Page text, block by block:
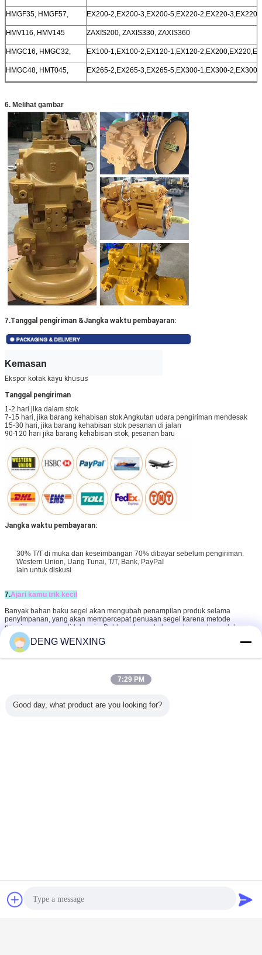
HMGF35, HMGF57, EX200-2,EX200-3,EX200-5,EX220-2,EX220-
HMV116, HMV145 ZAXIS200, ZAXIS330, ZAXIS360
HMGC16, HMGC32, EX100-1,EX100-2,EX120-1,EX120-
HMGC48, HMT045, EX265-2,EX265-3,EX265-5,EX300-1,EX300-2,EX300-
6. Melihat gambar
7.Tanggal pengiriman &Jangka waktu pembayaran:
Kemasan
Ekspor kotak kayu khusus
Tanggal pengiriman
1-2 hari jika dalam stok
7-15 hari, jika barang kehabisan stok Angkutan udara pengiriman mendesak
15-30 hari, jika barang kehabisan stok pesanan di jalan
90-120 hari jika barang kehabisan stok, pesanan baru
Jangka waktu pembayaran:
30% T/T di muka dan keseimbangan 70% dibayar sebelum pengiriman.
Western Union, Uang Tunai, T/T, Bank, PayPaI
lain untuk diskusi
7.Ajari kamu trik kecil
Banyak bahan baku segel akan mengubah penampilan produk selama
penyimpanan, yang akan mempercepat penuaan segel karena metode
penyimpanan yang tidak wajar.Bahkan akan ada kerusakan pada produk
seperti karat, yang akan mempengaruhi umur segel, kami akan berkomunikasi
dan melihat cara menyimpan segel sekarang:
Jika Anda memiliki pertanyaan dan pertanyaan, silakan hubungi Jacob
Wathapp (WeChat): +86 13527062075
Bolehkah saya memiliki Wathapp Anda?Bisakah Anda menelepon kami untuk
Obrolan
DENG WENXING
7:29 PM
Good day, what product are you looking for?